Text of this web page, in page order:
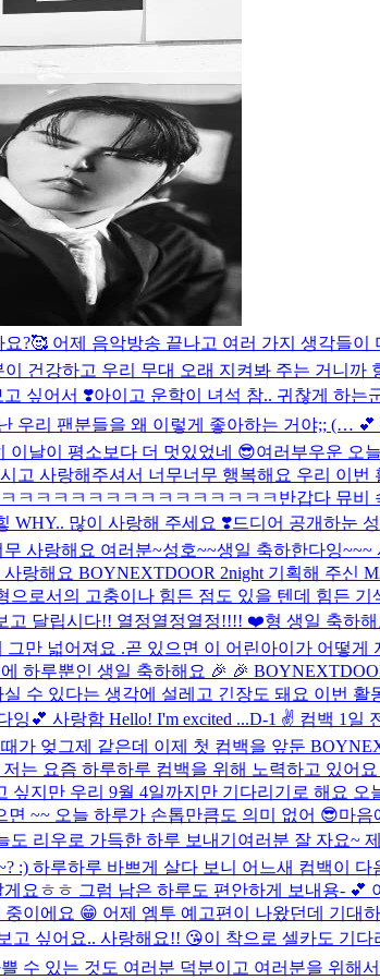
?🥰 어제 음악방송 끝나고 여러 가지 생각들
건강하고 우리 무대 오래 지켜봐 주는 거니
고 싶어서 ❣️아이고 운학이 녀석 참.. 귀찮게 하는
우리 팬분들을 왜 이렇게 좋아하는 거야;; (… 💕
이날이 평소보다 더 멋있었네 😎여러부우운 오
고 사랑해주셔서 너무너무 행복해요 우리 이
ㅋㅋㅋㅋㅋㅋㅋㅋㅋㅋㅋㅋㅋㅋㅋ 반갑다 뮤비
WHY.. 많이 사랑해 주세요 ❣️드디어 공개하눈
사랑해요 여러분~성호~~생일 축하한다잉
랑해요 BOYNEXTDOOR 2night 기획해 주신
으로서의 고충이나 힘든 점도 있을 텐데 힘든
고 달립시다!! 열정열정열정!!!! ❤️형 생일 축하
그만 넓어져요 .곧 있으면 이 어린아이가 어떻게
하루뿐인 생일 축하해요 🎉 🎉
수 있다는 생각에 설레고 긴장도 돼요 이번
💕 사랑함 Hello! I'm excited ...D-1 ✌️​ 컴백 1일
가 엊그제 같은데 이제 첫 컴백을 앞둔
는 요즘 하루하루 컴백을 위해 노력하고 있어
지만 우리 9월 4일까지만 기다리기로 해요
면 ~~ 오늘 하루가 손톱만큼도 의미 없어 😎마음
리우로 가득한 하루 보내기 여러분 잘 자요~
:) 하루하루 바쁘게 살다 보니 어느새 컴백이
요ㅎㅎ 그럼 남은 하루도 편안하게 보내용-
이에요 😁 어제 엠투 예고편이 나왔던데 기
고 싶어요.. 사랑해요!! 😘이 착으로 셀카도 기
수 있는 것도 여러분 덕분이고 여러분을 위해